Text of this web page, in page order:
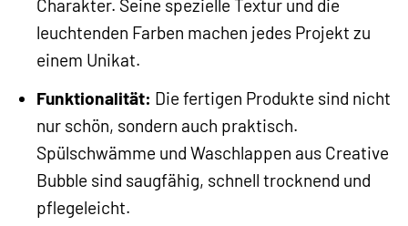
Charakter. Seine spezielle Textur und die
leuchtenden Farben machen jedes Projekt zu
einem Unikat.
Funktionalität: Die fertigen Produkte sind nicht
nur schön, sondern auch praktisch.
Spülschwämme und Waschlappen aus Creative
Bubble sind saugfähig, schnell trocknend und
pflegeleicht.